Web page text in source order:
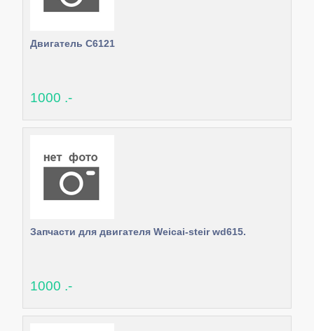
Двигатель С6121
1000 .-
Запчасти для двигателя Weicai-steir wd615.
1000 .-